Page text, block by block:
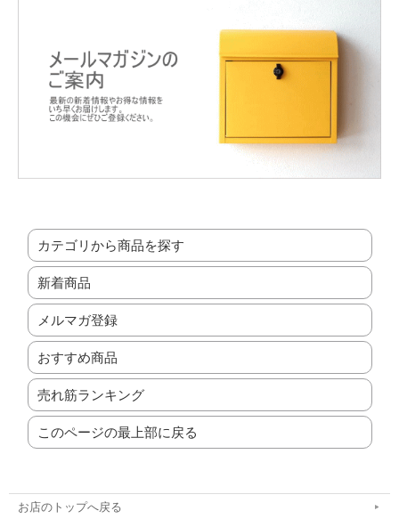
カテゴリから商品を探す
新着商品
メルマガ登録
おすすめ商品
売れ筋ランキング
このページの最上部に戻る
お店のトップへ戻る